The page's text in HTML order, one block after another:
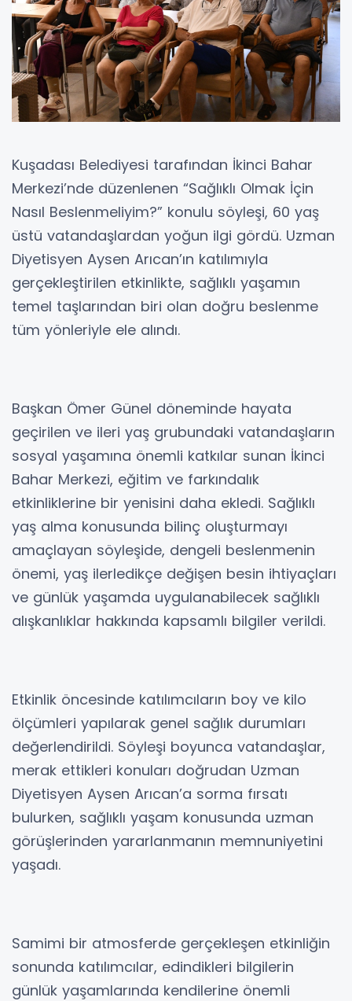
Kuşadası Belediyesi tarafından İkinci Bahar
Merkezi’nde düzenlenen “Sağlıklı Olmak İçin
Nasıl Beslenmeliyim?” konulu söyleşi, 60 yaş
üstü vatandaşlardan yoğun ilgi gördü. Uzman
Diyetisyen Aysen Arıcan’ın katılımıyla
gerçekleştirilen etkinlikte, sağlıklı yaşamın
temel taşlarından biri olan doğru beslenme
tüm yönleriyle ele alındı.
Başkan Ömer Günel döneminde hayata
geçirilen ve ileri yaş grubundaki vatandaşların
sosyal yaşamına önemli katkılar sunan İkinci
Bahar Merkezi, eğitim ve farkındalık
etkinliklerine bir yenisini daha ekledi. Sağlıklı
yaş alma konusunda bilinç oluşturmayı
amaçlayan söyleşide, dengeli beslenmenin
önemi, yaş ilerledikçe değişen besin ihtiyaçları
ve günlük yaşamda uygulanabilecek sağlıklı
alışkanlıklar hakkında kapsamlı bilgiler verildi.
Etkinlik öncesinde katılımcıların boy ve kilo
ölçümleri yapılarak genel sağlık durumları
değerlendirildi. Söyleşi boyunca vatandaşlar,
merak ettikleri konuları doğrudan Uzman
Diyetisyen Aysen Arıcan’a sorma fırsatı
bulurken, sağlıklı yaşam konusunda uzman
görüşlerinden yararlanmanın memnuniyetini
yaşadı.
Samimi bir atmosferde gerçekleşen etkinliğin
sonunda katılımcılar, edindikleri bilgilerin
günlük yaşamlarında kendilerine önemli